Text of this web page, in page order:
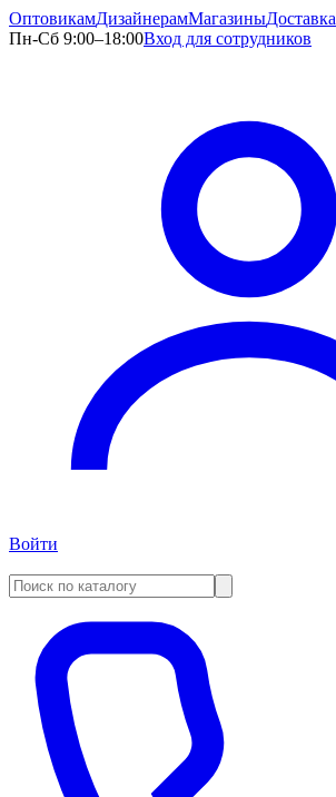
ОптовикамДизайнерамМагазиныДоставка
Пн-Сб 9:00–18:00Вход для сотрудников
Войти